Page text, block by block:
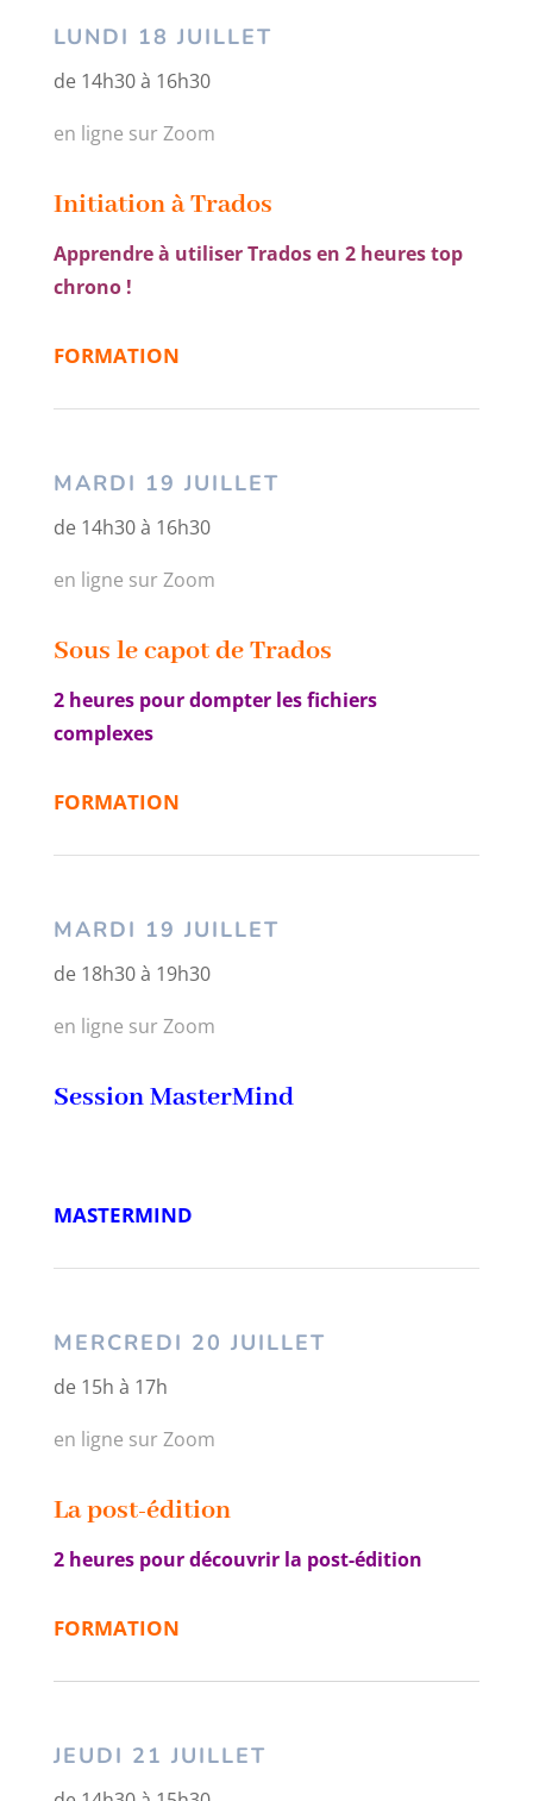
LUNDI 18 JUILLET
de 14h30 à 16h30
en ligne sur Zoom
Initiation à Trados
Apprendre à utiliser Trados en 2 heures top
chrono !
FORMATION
MARDI 19 JUILLET
de 14h30 à 16h30
en ligne sur Zoom
Sous le capot de Trados
2 heures pour dompter les fichiers
complexes
FORMATION
MARDI 19 JUILLET
de 18h30 à 19h30
en ligne sur Zoom
Session MasterMind
MASTERMIND
MERCREDI 20 JUILLET
de 15h à 17h
en ligne sur Zoom
La post-édition
2 heures pour découvrir la post-édition
FORMATION
JEUDI 21 JUILLET